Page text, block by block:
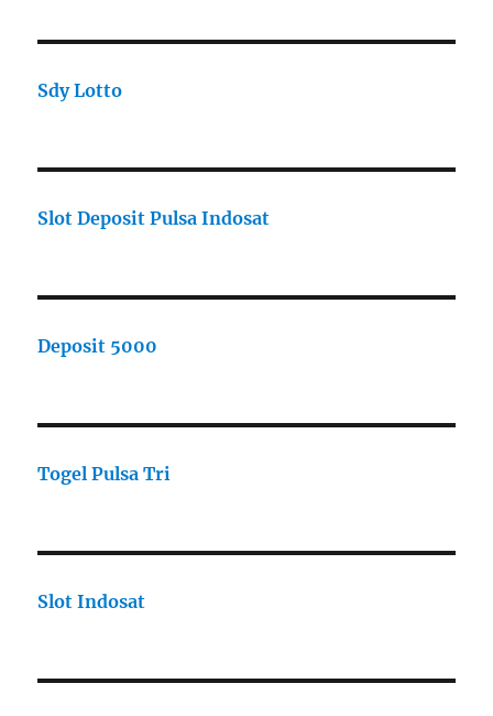
Sdy Lotto
Slot Deposit Pulsa Indosat
Deposit 5000
Togel Pulsa Tri
Slot Indosat